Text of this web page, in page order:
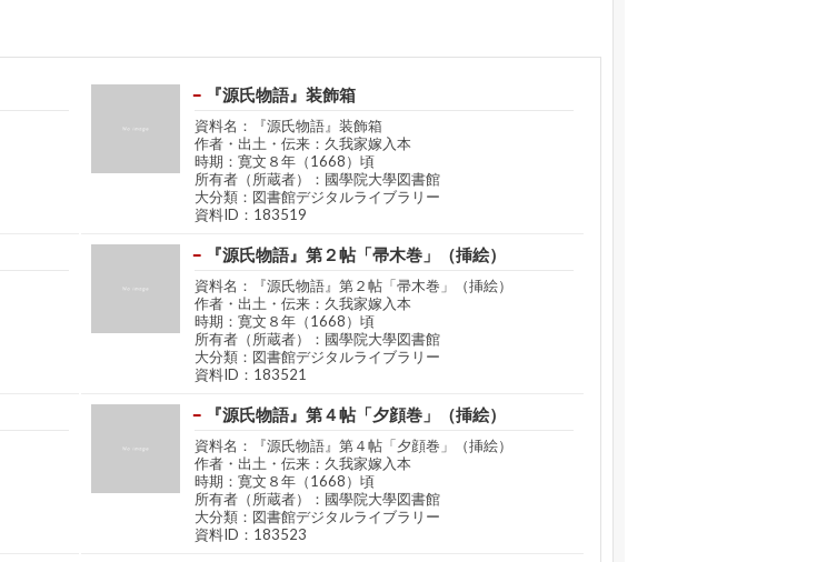
『源氏物語』装飾箱
資料名：『源氏物語』装飾箱
作者・出土・伝来：久我家嫁入本
時期：寛文８年（1668）頃
所有者（所蔵者）：國學院大學図書館
大分類：図書館デジタルライブラリー
資料ID：183519
『源氏物語』第２帖「帚木巻」（挿絵）
資料名：『源氏物語』第２帖「帚木巻」（挿絵）
作者・出土・伝来：久我家嫁入本
時期：寛文８年（1668）頃
所有者（所蔵者）：國學院大學図書館
大分類：図書館デジタルライブラリー
資料ID：183521
『源氏物語』第４帖「夕顔巻」（挿絵）
資料名：『源氏物語』第４帖「夕顔巻」（挿絵）
作者・出土・伝来：久我家嫁入本
時期：寛文８年（1668）頃
所有者（所蔵者）：國學院大學図書館
大分類：図書館デジタルライブラリー
資料ID：183523